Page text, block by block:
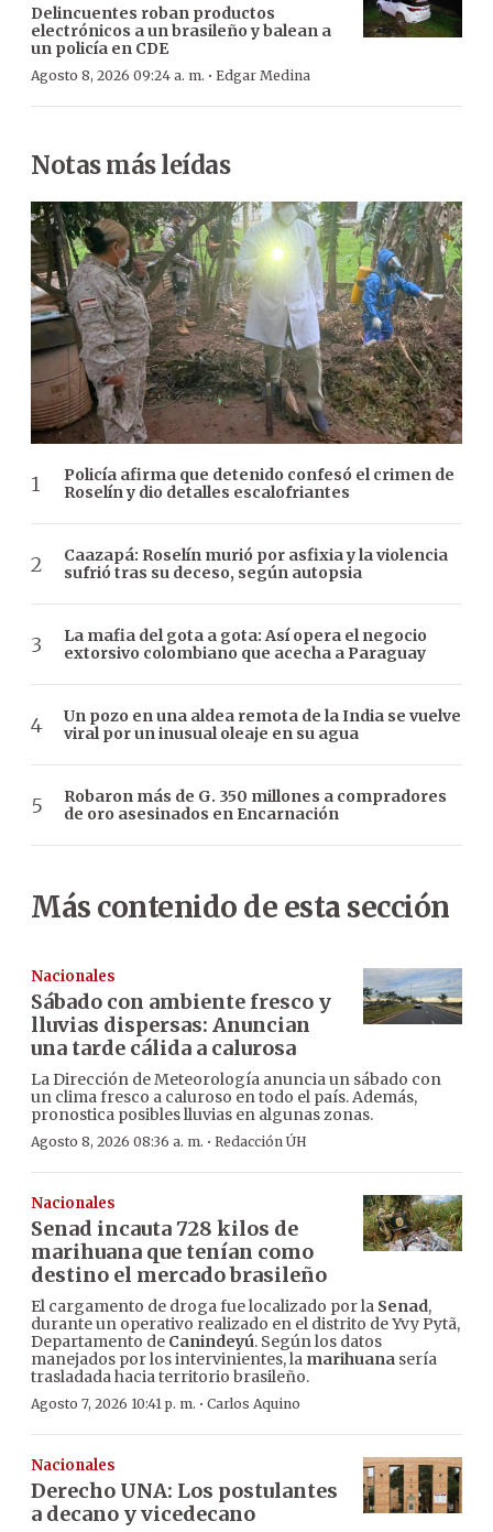
Delincuentes roban productos
electrónicos a un brasileño y balean a
un policía en CDE
Agosto 8, 2026 09:24 a. m. · Edgar Medina
Notas más leídas
Policía afirma que detenido confesó el crimen de
Roselín y dio detalles escalofriantes
Caazapá: Roselín murió por asfixia y la violencia
sufrió tras su deceso, según autopsia
La mafia del gota a gota: Así opera el negocio
extorsivo colombiano que acecha a Paraguay
Un pozo en una aldea remota de la India se vuelve
viral por un inusual oleaje en su agua
Robaron más de G. 350 millones a compradores
de oro asesinados en Encarnación
Más contenido de esta sección
Nacionales
Sábado con ambiente fresco y
lluvias dispersas: Anuncian
una tarde cálida a calurosa
La Dirección de Meteorología anuncia un sábado con
un clima fresco a caluroso en todo el país. Además,
pronostica posibles lluvias en algunas zonas.
Agosto 8, 2026 08:36 a. m. · Redacción ÚH
Nacionales
Senad incauta 728 kilos de
marihuana que tenían como
destino el mercado brasileño
El cargamento de droga fue localizado por la Senad,
durante un operativo realizado en el distrito de Yvy Pytã,
Departamento de Canindeyú. Según los datos
manejados por los intervinientes, la marihuana sería
trasladada hacia territorio brasileño.
Agosto 7, 2026 10:41 p. m. · Carlos Aquino
Nacionales
Derecho UNA: Los postulantes
a decano y vicedecano